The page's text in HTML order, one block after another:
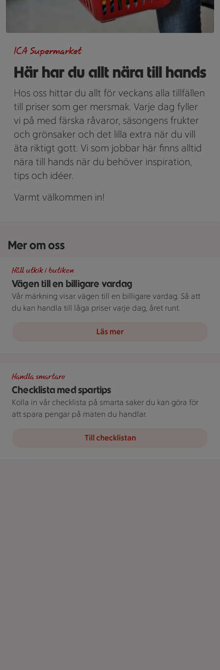
Här har du allt nära till hands
ICA Supermarket
Hos oss hittar du allt för veckans alla tillfällen
till priser som ger mersmak. Varje dag fyller
vi på med färska råvaror, säsongens frukter
och grönsaker och det lilla extra när du vill
äta riktigt gott. Vi som jobbar här finns alltid
nära till hands när du behöver inspiration,
tips och idéer.
Varmt välkommen in!
Mer om oss
Vägen till en billigare vardag
Håll utkik i butiken
Vår märkning visar vägen till en billigare vardag. Så att
du kan handla till låga priser varje dag, året runt.
Läs mer
Checklista med spartips
Handla smartare
Kolla in vår checklista på smarta saker du kan göra för
att spara pengar på maten du handlar.
Till checklistan